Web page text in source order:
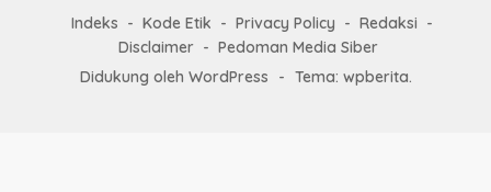
Indeks Kode Etik Privacy Policy
Redaksi
Disclaimer
Pedoman Media Siber
Didukung oleh WordPress
- Tema: wpberita.